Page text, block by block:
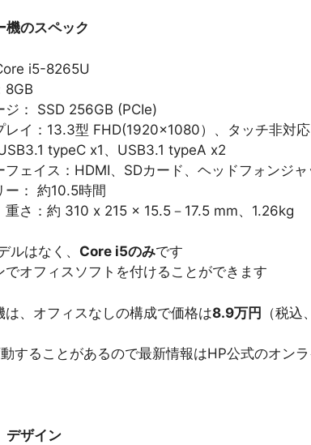
機のスペック
i5-8265U
8GB
ジ： SSD 256GB (PCIe)
レイ：13.3型 FHD(1920×1080）、タッチ非対応
typeC x1、USB3.1 typeA x2
フェイス：HDMI、SDカード、ヘッドフォンジャ
ー： 約10.5時間
重さ：約 310 x 215 x 15.5－17.5 mm、1.26kg
ルはなく、 Core i5のみです
でオフィスソフトを付けることができます
は、オフィスなしの構成で価格は8.9万円 （税
することがあるので最新情報はHP公式のオン
デザイン